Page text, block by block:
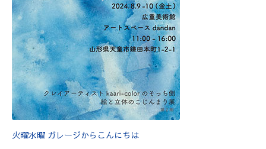
火曜水曜 ガレージからこんにちは